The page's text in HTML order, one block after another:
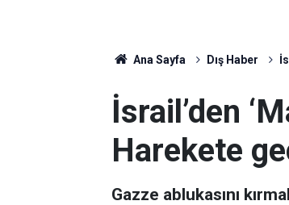
Ana Sayfa Dış Haber
İsrail’den
Harekete
Gazze ablukasını